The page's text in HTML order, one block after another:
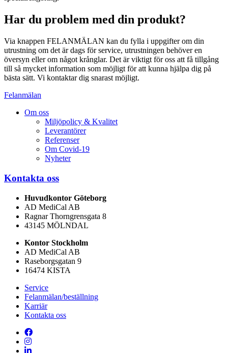
Har du problem med din produkt?
Via knappen FELANMÄLAN kan du fylla i uppgifter om din
utrustning om det är dags för service, utrustningen behöver en
översyn eller om något krånglar. Det är viktigt för oss att få tillgång
till så mycket information som möjligt för att kunna hjälpa dig på
bästa sätt. Vi kontaktar dig snarast möjligt.
Felanmälan
Om oss
Miljöpolicy & Kvalitet
Leverantörer
Referenser
Om Covid-19
Nyheter
Kontakta oss
Huvudkontor Göteborg
AD MediCal AB
Ragnar Thorngrensgata 8
43145 MÖLNDAL
Kontor Stockholm
AD MediCal AB
Raseborgsgatan 9
16474 KISTA
Service
Felanmälan/beställning
Karriär
Kontakta oss